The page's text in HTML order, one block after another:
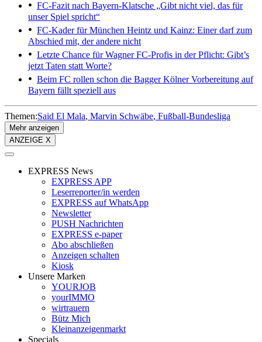
FC-Fazit nach Bayern-Klatsche „Gibt nicht viel, das für
unser Spiel spricht“
FC-Kader für München Heintz und Kainz: Einer darf zum
Abschied mit, der andere nicht
Letzte Chance für WagnerFC-Profis in der Pflicht: Gibt’s
jetzt Taten statt Worte?
Beim FC rollen schon die BaggerKölner Vorbereitung auf
Bayern fällt speziell aus
Themen:Said El Mala Marvin Schwäbe Fußball-Bundesliga
Mehr anzeigen
ANZEIGE X
EXPRESS News
EXPRESS APP
Leserreporter/in werden
EXPRESS auf WhatsApp
Newsletter
PUSH Nachrichten
EXPRESS e-paper
Abo abschließen
Anzeigen schalten
Kiosk
Unsere Marken
YOURJOB
yourIMMO
wirtrauern
Bütz Mich
Kleinanzeigenmarkt
Specials